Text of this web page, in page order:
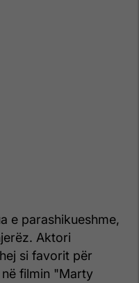
e parashikueshme,
Aktori
si favorit për
filmin "Marty